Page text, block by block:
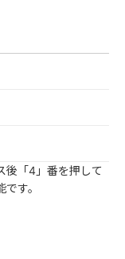
後「4」番を押して
す。